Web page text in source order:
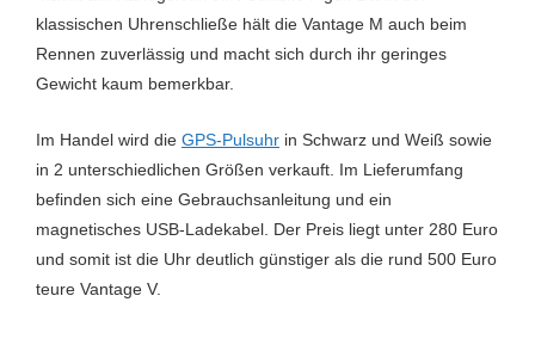
klassischen Uhrenschließe hält die Vantage M auch beim
Rennen zuverlässig und macht sich durch ihr geringes
Gewicht kaum bemerkbar.
Im Handel wird die GPS-Pulsuhr in Schwarz und Weiß sowie
in 2 unterschiedlichen Größen verkauft. Im Lieferumfang
befinden sich eine Gebrauchsanleitung und ein
magnetisches USB-Ladekabel. Der Preis liegt unter 280 Euro
und somit ist die Uhr deutlich günstiger als die rund 500 Euro
teure Vantage V.